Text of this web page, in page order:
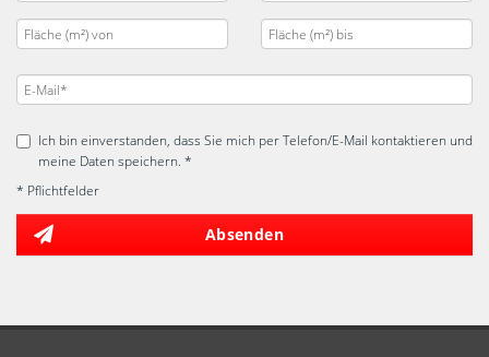
Ich bin einverstanden, dass Sie mich per Telefon/E-Mail kontaktieren und
meine Daten speichern. *
* Pflichtfelder
Absenden